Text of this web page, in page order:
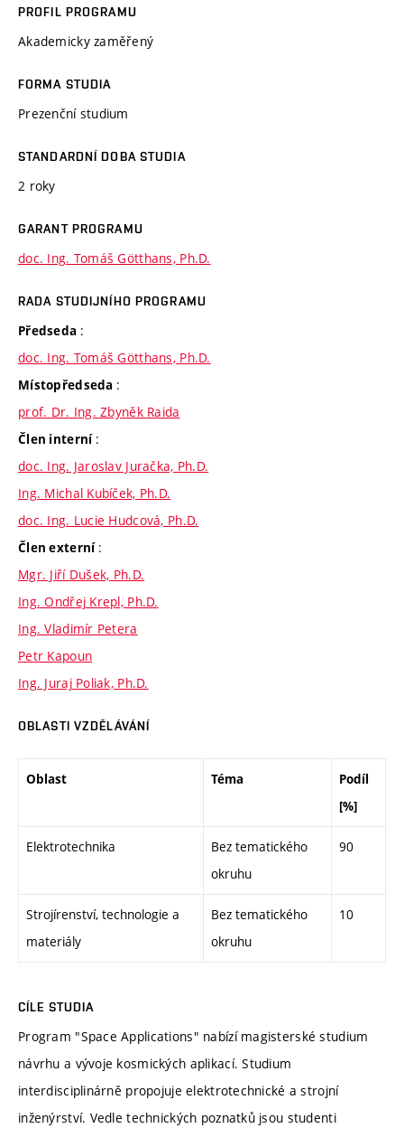
PROFIL PROGRAMU
Akademicky zaměřený
FORMA STUDIA
Prezenční studium
STANDARDNÍ DOBA STUDIA
2 roky
GARANT PROGRAMU
doc. Ing. Tomáš Götthans, Ph.D.
RADA STUDIJNÍHO PROGRAMU
Předseda :
doc. Ing. Tomáš Götthans, Ph.D.
Místopředseda :
prof. Dr. Ing. Zbyněk Raida
Člen interní :
doc. Ing. Jaroslav Juračka, Ph.D.
Ing. Michal Kubíček, Ph.D.
doc. Ing. Lucie Hudcová, Ph.D.
Člen externí :
Mgr. Jiří Dušek, Ph.D.
Ing. Ondřej Krepl, Ph.D.
Ing. Vladimír Petera
Petr Kapoun
Ing. Juraj Poliak, Ph.D.
OBLASTI VZDĚLÁVÁNÍ
Oblast Téma
Podíl
[%]
Elektrotechnika
Bez tematického
okruhu
90
Strojírenství, technologie a
materiály
Bez tematického
okruhu
10
CÍLE STUDIA
Program "Space Applications" nabízí magisterské studium
návrhu a vývoje kosmických aplikací. Studium
interdisciplinárně propojuje elektrotechnické a strojní
inženýrství. Vedle technických poznatků jsou studenti